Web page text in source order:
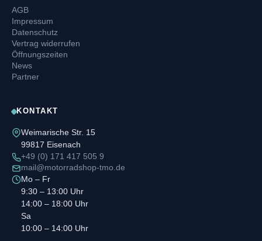
AGB
Impressum
Datenschutz
Vertrag widerrufen
Öffnungszeiten
News
Partner
KONTAKT
Weimarische Str. 15
99817 Eisenach
+49 (0) 171 417 505 9
mail@motorradshop-tmo.de
Mo – Fr
9:30 – 13:00 Uhr
14:00 – 18:00 Uhr
Sa
10:00 – 14:00 Uhr